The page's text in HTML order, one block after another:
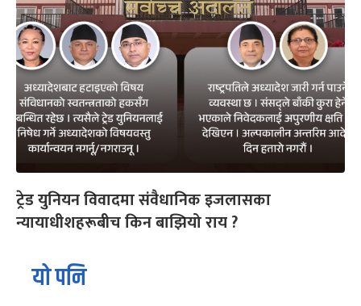
ट्रेड युनियन विवादमा संवैधानिक इजलासका
न्यायाधीशहरूबीच किन बाझियो राय ?
यो पनि